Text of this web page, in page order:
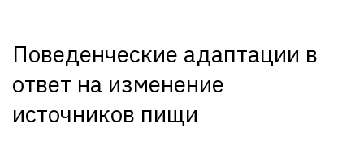
Поведенческие адаптации в
ответ на изменение
источников пищи